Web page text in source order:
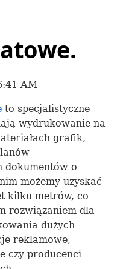
AM
to specjalistyczne
wydrukowanie na
grafik,
dokumentów o
możemy uzyskać
kilku metrów, co
rozwiązaniem dla
dużych
reklamowe,
czy producenci